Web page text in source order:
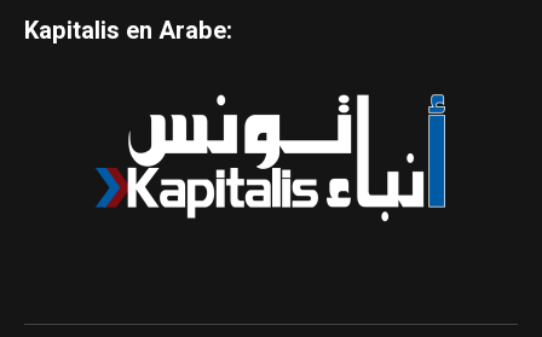
Kapitalis en Arabe: